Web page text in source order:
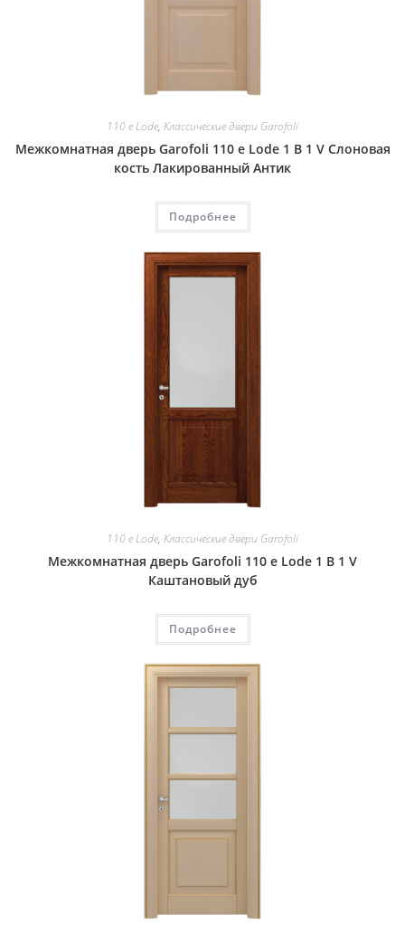
110 e Lode, Классические двери Garofoli
Межкомнатная дверь Garofoli 110 e Lode 1 B 1 V Слоновая
кость Лакированный Антик
Подробнее
110 e Lode, Классические двери Garofoli
Межкомнатная дверь Garofoli 110 e Lode 1 B 1 V
Каштановый дуб
Подробнее